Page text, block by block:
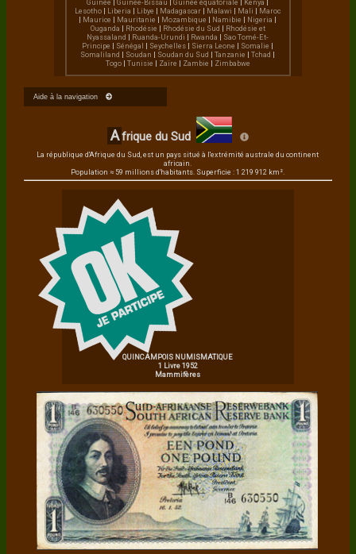
Guinée |Guinée-Bissau |Guinée équatoriale | Kenya |
Lesotho | Liberia | Libye | Madagascar | Malawi | Mali | Maroc
| Maurice | Mauritanie | Mozambique | Namibie | Nigeria |
Ouganda | Rhodésie | Rhodésie du Sud | Rhodésie et
Nyassaland | Ruanda-Urundi | Rwanda | Sao Tomé-Et-
Principe | Sénégal | Seychelles | Sierra Leone | Somalie |
Somaliland | Soudan | Soudan du Sud |Tanzanie |Tchad |
Togo| Tunisie | Zaïre | Zambie | Zimbabwe
Aide à la navigation
A frique du Sud
La république d'Afrique du Sud, est un pays situé à l'extrémité australe du continent
africain.
Population ≈ 59 millions d'habitants. Superficie : 1 219 912 km².
QUINCAMPOIS NUMISMATIQUE
1 Livre 1952
Mammifères